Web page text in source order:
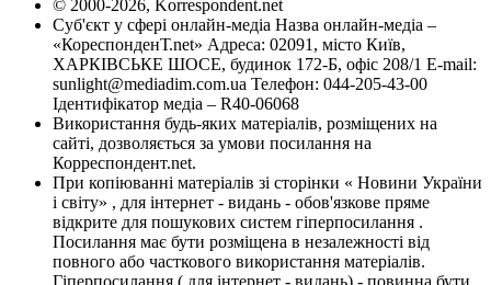
© 2000-2026, Korrespondent.net
Суб'єкт у сфері онлайн-медіа Назва онлайн-медіа –
«КореспонденТ.net» Адреса: 02091, місто Київ,
ХАРКІВСЬКЕ ШОСЕ, будинок 172-Б, офіс 208/1 E-mail:
sunlight@mediadim.com.ua Телефон: 044-205-43-00
Ідентифікатор медіа – R40-06068
Використання будь-яких матеріалів, розміщених на
сайті, дозволяється за умови посилання на
Корреспондент.net.
При копіюванні матеріалів зі сторінки « Новини України
і світу» , для інтернет - видань - обов'язкове пряме
відкрите для пошукових систем гіперпосилання .
Посилання має бути розміщена в незалежності від
повного або часткового використання матеріалів.
Гіперпосилання ( для інтернет - видань) - повинна бути